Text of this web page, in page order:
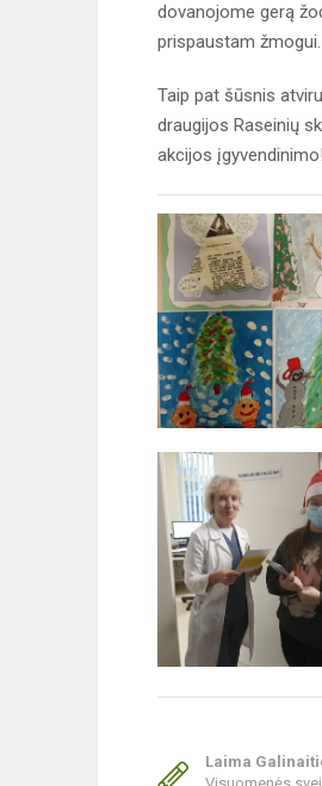
dovanojome gerą
prispaustam žmogui.
Taip pat šūsnis
draugijos Raseinių
akcijos įgyvendinimo!
Laima